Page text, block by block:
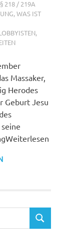
XX
§ 218 / 219A
WAS IST
,
Massaker,
Herodes
Geburt Jesu
SUCHEN